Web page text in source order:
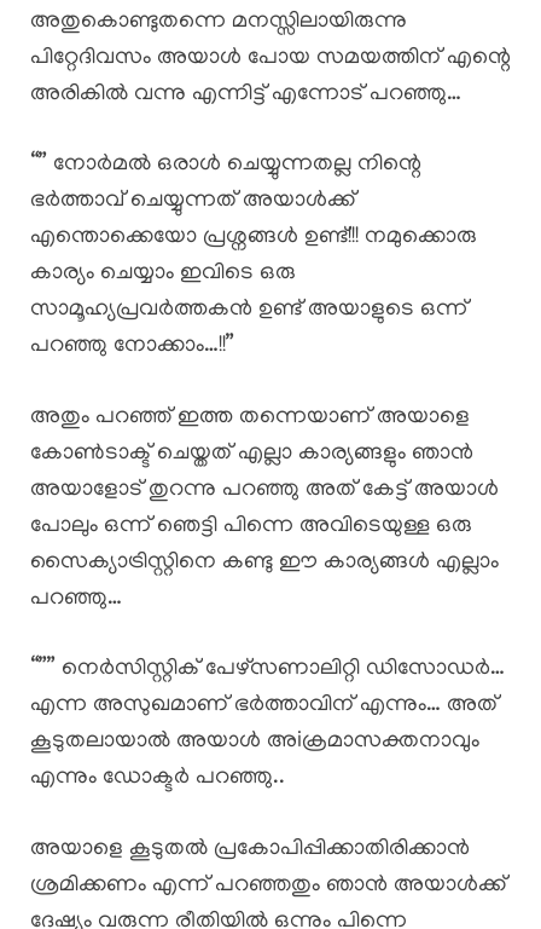
അതുകൊണ്ടുതന്നെ മനസ്സിലായിരുന്നു
പിറ്റേദിവസം അയാൾ പോയ സമയത്തിന് എന്റെ
അരികിൽ വന്നു എന്നിട്ട് എന്നോട് പറഞ്ഞു…
“” നോർമൽ ഒരാൾ ചെയ്യുന്നതല്ല നിന്റെ
ഭർത്താവ് ചെയ്യുന്നത് അയാൾക്ക്
എന്തൊക്കെയോ പ്രശ്നങ്ങൾ ഉണ്ട്!!! നമുക്കൊരു
കാര്യം ചെയ്യാം ഇവിടെ ഒരു
സാമൂഹ്യപ്രവർത്തകൻ ഉണ്ട് അയാളുടെ ഒന്ന്
പറഞ്ഞു നോക്കാം…!!”
അതും പറഞ്ഞ് ഇത്ത തന്നെയാണ് അയാളെ
കോൺടാക്ട് ചെയ്തത് എല്ലാ കാര്യങ്ങളും ഞാൻ
അയാളോട് തുറന്നു പറഞ്ഞു അത് കേട്ട് അയാൾ
പോലും ഒന്ന് ഞെട്ടി പിന്നെ അവിടെയുള്ള ഒരു
സൈക്യാട്രിസ്റ്റിനെ കണ്ടു ഈ കാര്യങ്ങൾ എല്ലാം
പറഞ്ഞു…
“”” നെർസിസ്റ്റിക് പേഴ്സണാലിറ്റി ഡിസോഡർ…
എന്ന അസുഖമാണ് ഭർത്താവിന് എന്നും… അത്
കൂടുതലായാൽ അയാൾ അiക്രമാസക്തനാവും
എന്നും ഡോക്ടർ പറഞ്ഞു..
അയാളെ കൂടുതൽ പ്രകോപിപ്പിക്കാതിരിക്കാൻ
ശ്രമിക്കണം എന്ന് പറഞ്ഞതും ഞാൻ അയാൾക്ക്
ദേഷ്യം വരുന്ന രീതിയിൽ ഒന്നും പിന്നെ